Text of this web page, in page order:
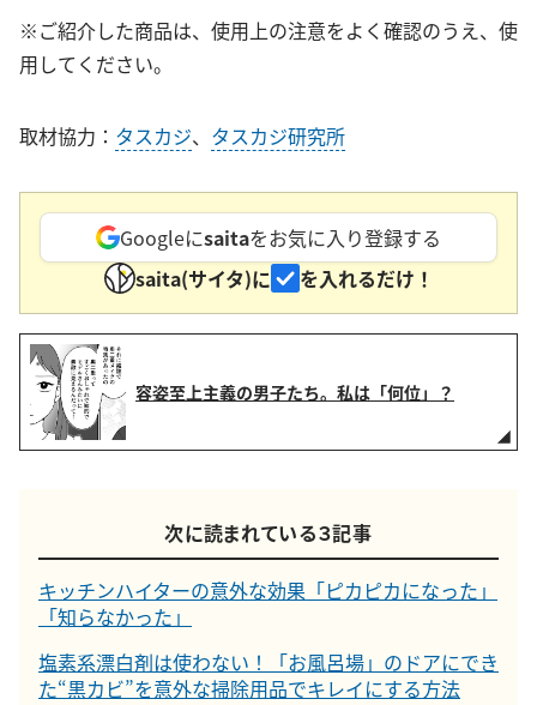
※ご紹介した商品は、使用上の注意をよく確認のうえ、使
用してください。
取材協力： タスカジ、 タスカジ研究所
Googleにsaitaをお気に入り登録する
saita(サイタ)に
を入れるだけ！
容姿至上主義の男子たち。私は「何位」？
次に読まれている３記事
キッチンハイターの意外な効果「ピカピカになった」
「知らなかった」
塩素系漂白剤は使わない！「お風呂場」のドアにでき
た“黒カビ”を意外な掃除用品でキレイにする方法